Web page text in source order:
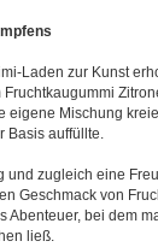
Laden zur Kunst
eigene Mischung
Basis auffüllte.
und zugleich eine
Geschmack von
Abenteuer, bei dem
ließ.